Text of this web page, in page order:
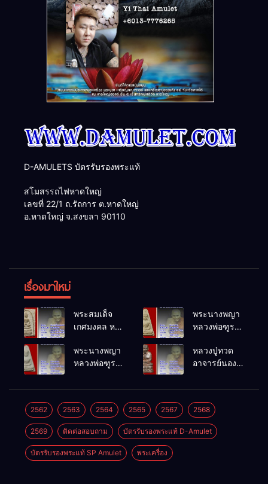
D-AMULETS บัตรรับรองพระแท้
สโมสรรถไฟหาดใหญ่
เลขที่ 22/1 ถ.รัถการ ต.หาดใหญ่
อ.หาดใหญ่ จ.สงขลา 90110
เรื่องมาใหม่
พระสมเด็จ
เกศมงคล หล
โพธิ์นิมิตร
พ.ศ.2512
พระนางพญา
หลวงพ่อฑูรย์
พ.ศ.2512
พระนางพญา
หลวงพ่อฑูรย์
พ.ศ.2512
หลวงปู่ทวด
อาจารย์นอง
พ.ศ.2541
2562 2563 2564 2565 2567 2568
2569 ติดต่อสอบถาม บัตรรับรองพระแท้ D-Amulet
บัตรรับรองพระแท้ SP Amulet พระเครื่อง